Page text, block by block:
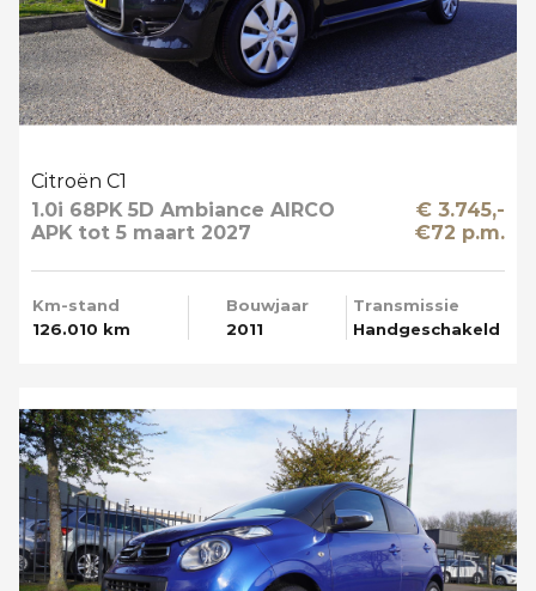
Citroën C1
1.0i 68PK 5D Ambiance AIRCO
APK tot 5 maart 2027
€ 3.745,-
€72 p.m.
Km-stand
126.010 km
Bouwjaar
2011
Transmissie
Handgeschakeld